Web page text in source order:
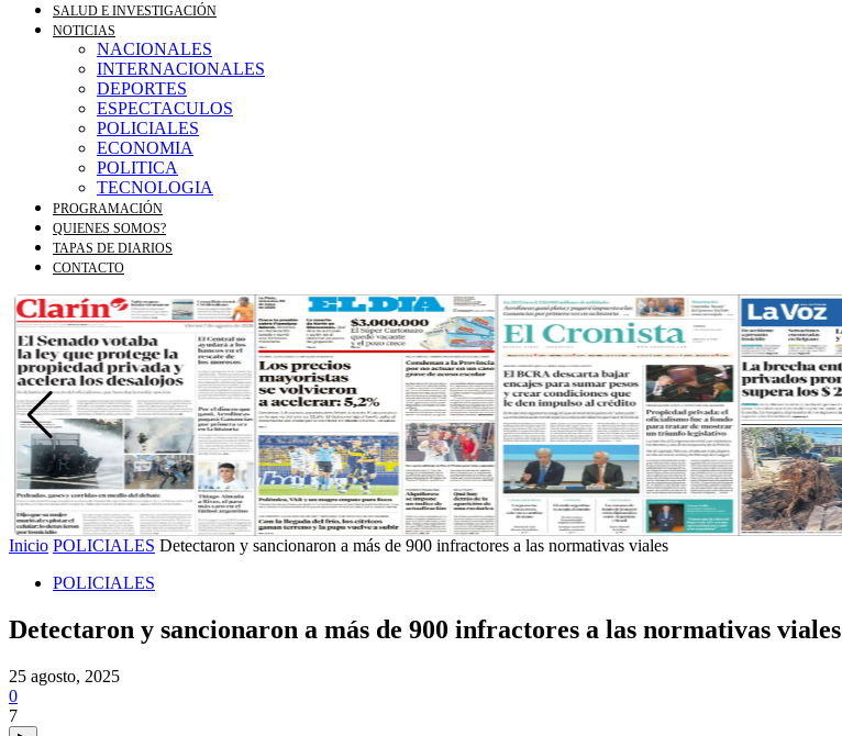
SALUD E INVESTIGACIÓN
NOTICIAS
NACIONALES
INTERNACIONALES
DEPORTES
ESPECTACULOS
POLICIALES
ECONOMIA
POLITICA
TECNOLOGIA
PROGRAMACIÓN
QUIENES SOMOS?
TAPAS DE DIARIOS
CONTACTO
Inicio POLICIALES Detectaron y sancionaron a más de 900 infractores a las normativas viales
POLICIALES
Detectaron y sancionaron a más de 900 infractores a las normativas viales
25 agosto, 2025
0
7